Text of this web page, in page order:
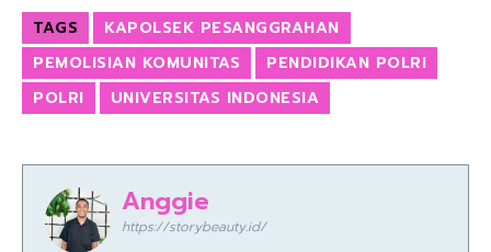
TAGS
KAPOLSEK PESANGGRAHAN
PEMOLISIAN KOMUNITAS
PENDIDIKAN POLRI
POLRI
UNIVERSITAS INDONESIA
Anggie
https://storybeauty.id/